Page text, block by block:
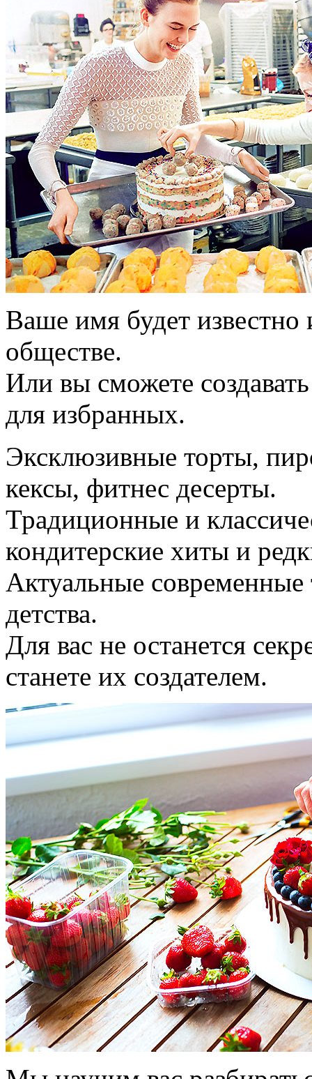
Ваше имя будет известно
обществе.
Или вы сможете
для избранных.
Эксклюзивные торты,
кексы, фитнес десерты.
Традиционные и
кондитерские хиты и
Актуальные
детства.
Для вас не останется
станете их создателем.